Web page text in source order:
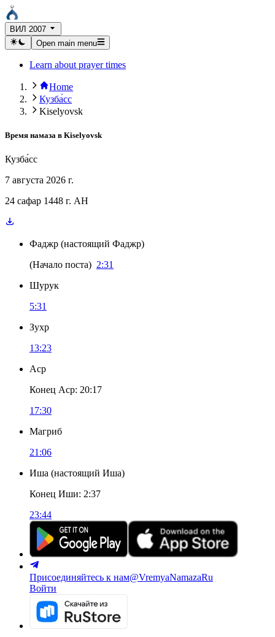
ВИЛ 2007
Open main menu
Learn about prayer times
Home
Кузба́сс
Kiselyovsk
Время намаза в Kiselyovsk
Кузба́сс
7 августа 2026 г.
24 сафар 1448 г. AH
Фаджр (настоящий Фаджр)
(Начало поста) 2:31
Шурук
5:31
Зухр
13:23
Аср
Конец Аср: 20:17
17:30
Магриб
21:06
Иша (настоящий Иша)
Конец Иши: 2:37
23:44
Присоединяйтесь к нам@VremyaNamazaRu
Войти